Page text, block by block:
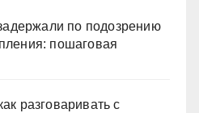
по подозрению
пошаговая
разговаривать с